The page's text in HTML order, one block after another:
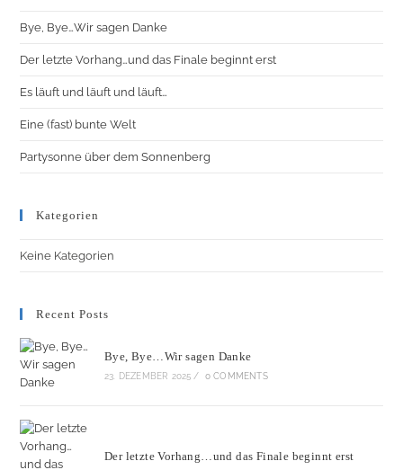
Bye, Bye…Wir sagen Danke
Der letzte Vorhang…und das Finale beginnt erst
Es läuft und läuft und läuft…
Eine (fast) bunte Welt
Partysonne über dem Sonnenberg
Kategorien
Keine Kategorien
Recent Posts
Bye, Bye…Wir sagen Danke
23. DEZEMBER 2025 / 0 COMMENTS
Der letzte Vorhang…und das Finale beginnt erst